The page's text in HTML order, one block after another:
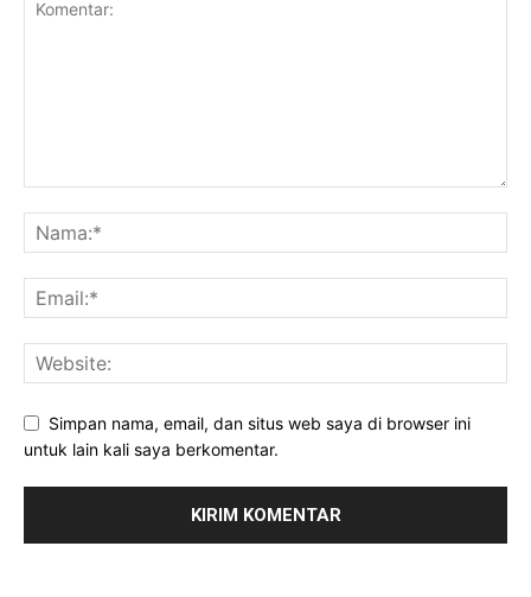
Simpan nama, email, dan situs web saya di browser ini
untuk lain kali saya berkomentar.